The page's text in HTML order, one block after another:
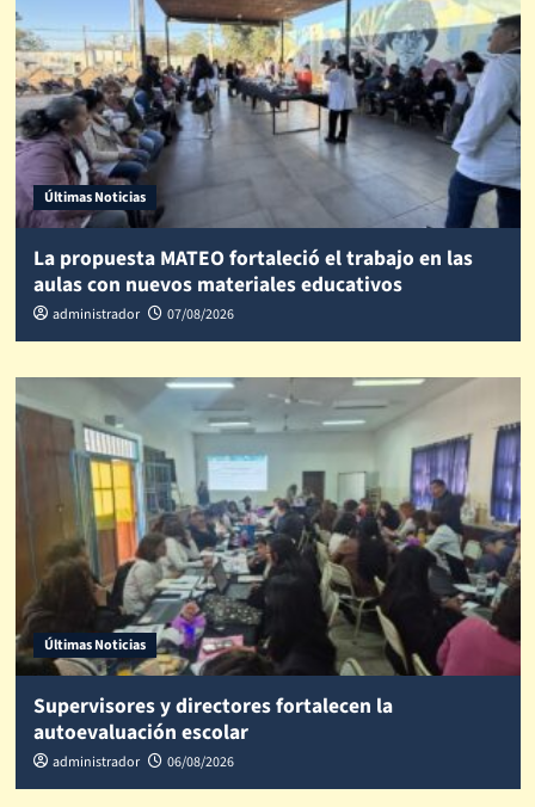
Últimas Noticias
La propuesta MATEO fortaleció el trabajo en las
aulas con nuevos materiales educativos
administrador 07/08/2026
Últimas Noticias
Supervisores y directores fortalecen la
autoevaluación escolar
administrador 06/08/2026